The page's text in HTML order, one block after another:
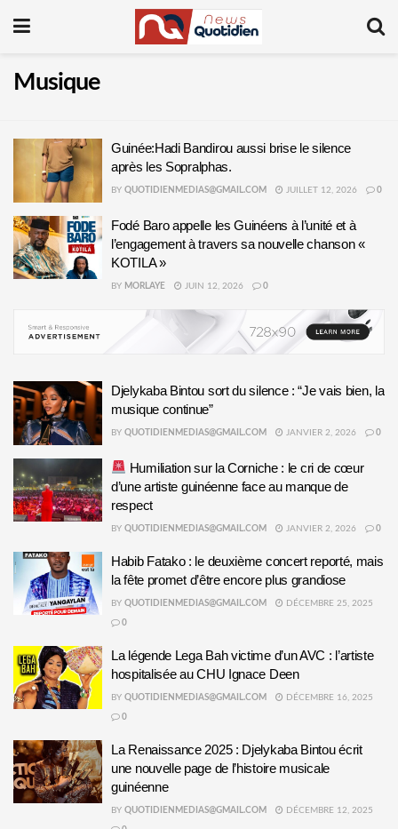
Musique
Guinée:Hadi Bandirou aussi brise le silence
après les Sopralphas.
BY QUOTIDIENMEDIAS@GMAIL.COM JUILLET 12, 2026 0
Fodé Baro appelle les Guinéens à l’unité et à
l’engagement à travers sa nouvelle chanson «
KOTILA »
BY MORLAYE JUIN 12, 2026 0
Djelykaba Bintou sort du silence : “Je vais bien, la
musique continue”
BY QUOTIDIENMEDIAS@GMAIL.COM JANVIER 2, 2026 0
Humiliation sur la Corniche : le cri de cœur
d’une artiste guinéenne face au manque de
respect
BY QUOTIDIENMEDIAS@GMAIL.COM JANVIER 2, 2026 0
Habib Fatako : le deuxième concert reporté, mais
la fête promet d’être encore plus grandiose
BY QUOTIDIENMEDIAS@GMAIL.COM DÉCEMBRE 25, 2025
0
La légende Lega Bah victime d’un AVC : l’artiste
hospitalisée au CHU Ignace Deen
BY QUOTIDIENMEDIAS@GMAIL.COM DÉCEMBRE 16, 2025
0
La Renaissance 2025 : Djelykaba Bintou écrit
une nouvelle page de l’histoire musicale
guinéenne
BY QUOTIDIENMEDIAS@GMAIL.COM DÉCEMBRE 12, 2025